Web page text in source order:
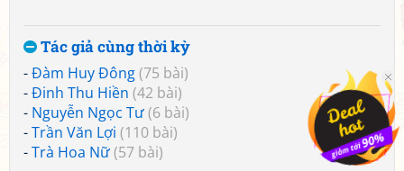
Tác giả cùng thời kỳ
-Đàm Huy Đông(75 bài)
-Đinh Thu Hiền (42 bài)
- Nguyễn Ngọc Tư(6 bài)
-Trần Văn Lợi (110 bài)
-Trà Hoa Nữ(57 bài)